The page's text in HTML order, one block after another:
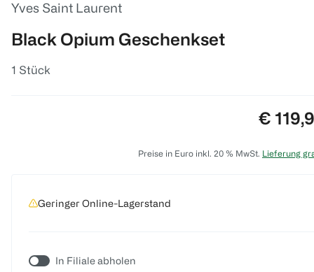
Yves Saint Laurent
Black Opium Geschenkset
1 Stück
Preis:
€
Preise in Euro inkl. 20 % MwSt. Lieferung
Geringer Online-Lagerstand
In Filiale abholen